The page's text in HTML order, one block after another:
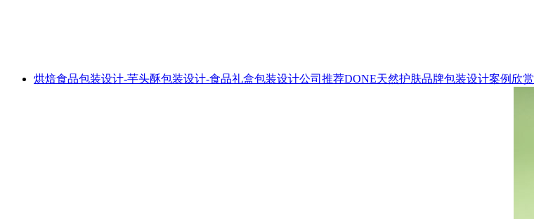
烘焙食品包装设计-芋头酥包装设计-食品礼盒包装设计公司推荐DONE天然护肤品牌包装设计案例欣赏